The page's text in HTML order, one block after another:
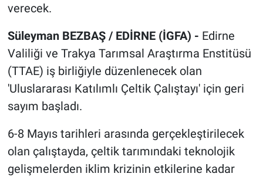
verecek.
Süleyman BEZBAŞ / EDİRNE (İGFA) - Edirne
Valiliği ve Trakya Tarımsal Araştırma Enstitüsü
(TTAE) iş birliğiyle düzenlenecek olan
'Uluslararası Katılımlı Çeltik Çalıştayı' için geri
sayım başladı.
6-8 Mayıs tarihleri arasında gerçekleştirilecek
olan çalıştayda, çeltik tarımındaki teknolojik
gelişmelerden iklim krizinin etkilerine kadar